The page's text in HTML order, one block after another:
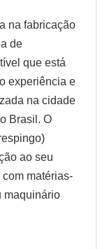
na fabricação
de
que está
experiência e
na cidade
Brasil. O
ao seu
matérias-
maquinário